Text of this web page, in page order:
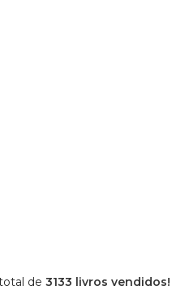
de 3133 livros vendidos!